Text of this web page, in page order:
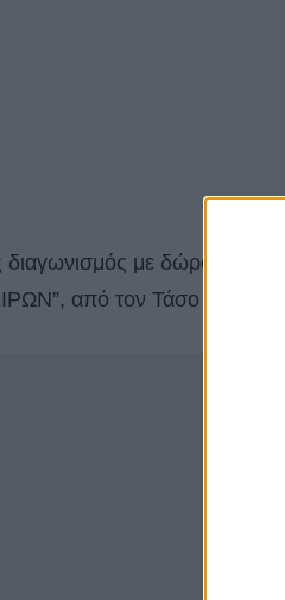
διαγωνισμός με δώρο ένα
από τον Τάσο Δούση